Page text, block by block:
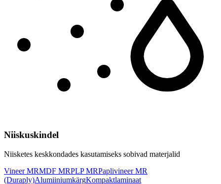
Niiskuskindel
Niisketes keskkondades kasutamiseks sobivad materjalid
Vineer MRMDF MRPLP MRPaplivineer MR
(Duraply)AlumiiniumkärgKompaktlaminaat